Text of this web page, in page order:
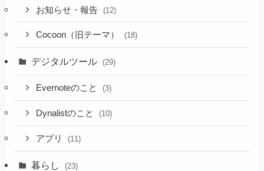
お知らせ・報告 (12)
Cocoon（旧テーマ） (18)
デジタルツール (29)
Evernoteのこと (3)
Dynalistのこと (10)
アプリ (11)
暮らし (23)